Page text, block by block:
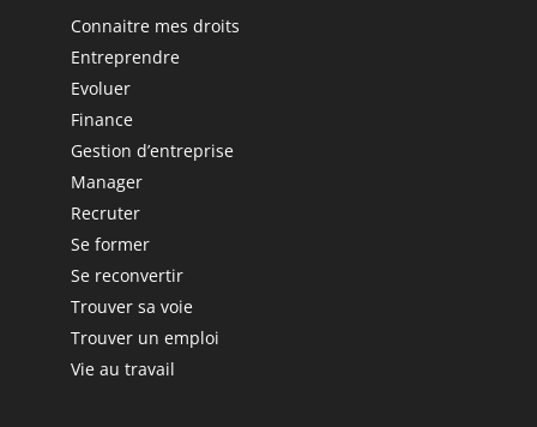
Connaitre mes droits
Entreprendre
Evoluer
Finance
Gestion d’entreprise
Manager
Recruter
Se former
Se reconvertir
Trouver sa voie
Trouver un emploi
Vie au travail